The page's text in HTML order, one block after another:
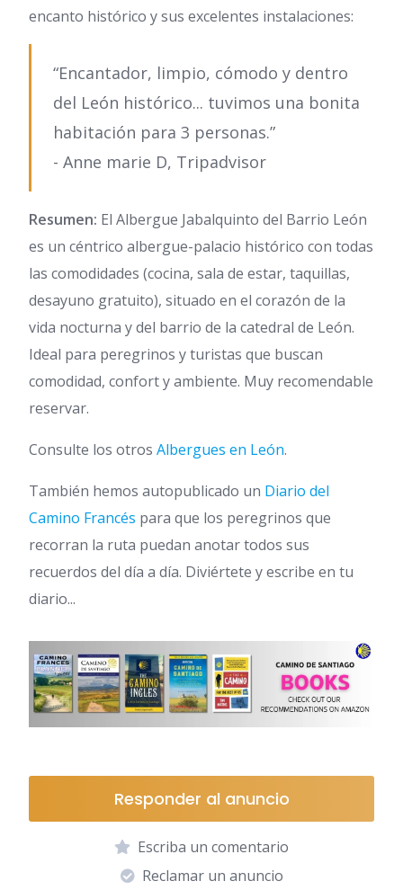
encanto histórico y sus excelentes instalaciones:
“Encantador, limpio, cómodo y dentro
del León histórico... tuvimos una bonita
habitación para 3 personas.”
- Anne marie D, Tripadvisor
Resumen: El Albergue Jabalquinto del Barrio León
es un céntrico albergue-palacio histórico con todas
las comodidades (cocina, sala de estar, taquillas,
desayuno gratuito), situado en el corazón de la
vida nocturna y del barrio de la catedral de León.
Ideal para peregrinos y turistas que buscan
comodidad, confort y ambiente. Muy recomendable
reservar.
Consulte los otros Albergues en León.
También hemos autopublicado un Diario del
Camino Francés para que los peregrinos que
recorran la ruta puedan anotar todos sus
recuerdos del día a día. Diviértete y escribe en tu
diario...
Responder al anuncio
Escriba un comentario
Reclamar un anuncio